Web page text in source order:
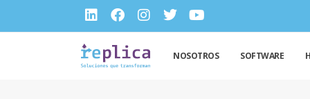
NOSOTROS SOFTWARE